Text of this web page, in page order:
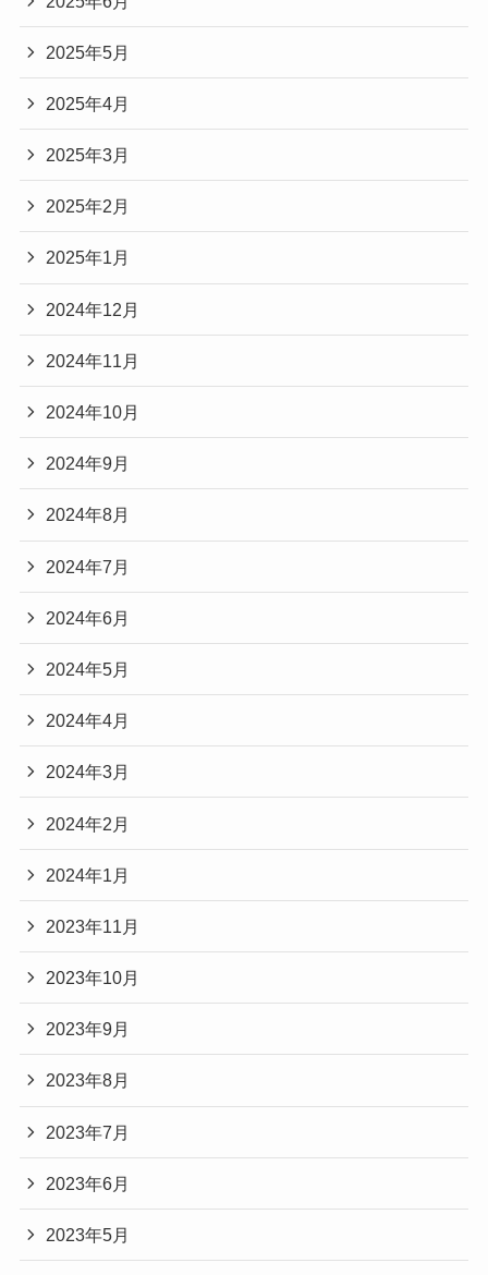
2025年5月
2025年4月
2025年3月
2025年2月
2025年1月
2024年12月
2024年11月
2024年10月
2024年9月
2024年8月
2024年7月
2024年6月
2024年5月
2024年4月
2024年3月
2024年2月
2024年1月
2023年11月
2023年10月
2023年9月
2023年8月
2023年7月
2023年6月
2023年5月